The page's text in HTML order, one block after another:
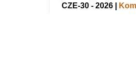
CZE-30 - 2026 |